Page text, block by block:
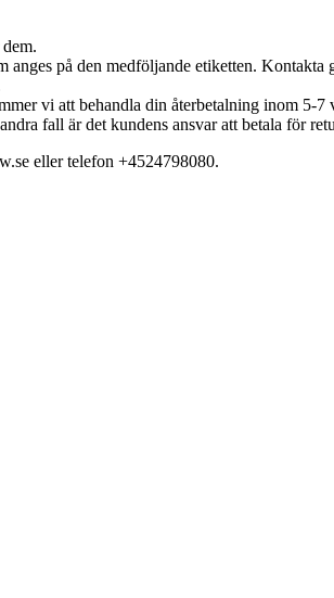
på den medföljande etiketten.
vi att behandla din återbetalning inom 5-
fall är det kundens ansvar att betala för
eller telefon +4524798080.